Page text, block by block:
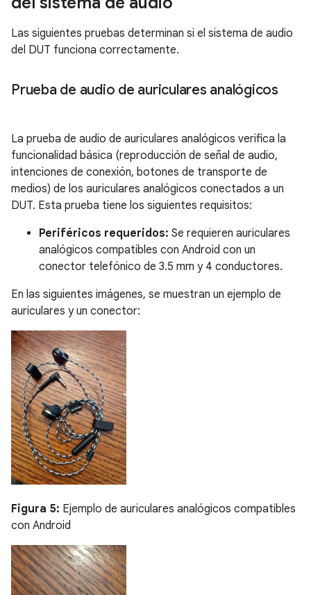
Las siguientes pruebas determinan si el sistema de audio
del DUT funciona correctamente.
Prueba de audio de auriculares analógicos
La prueba de audio de auriculares analógicos verifica la
funcionalidad básica (reproducción de señal de audio,
intenciones de conexión, botones de transporte de
medios) de los auriculares analógicos conectados a un
DUT. Esta prueba tiene los siguientes requisitos:
Periféricos requeridos: Se requieren auriculares
analógicos compatibles con Android con un
conector telefónico de 3.5 mm y 4 conductores.
En las siguientes imágenes, se muestran un ejemplo de
auriculares y un conector:
Figura 5: Ejemplo de auriculares analógicos compatibles
con Android